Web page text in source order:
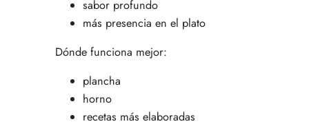
sabor profundo
más presencia en el plato
Dónde funciona mejor:
plancha
horno
recetas más elaboradas